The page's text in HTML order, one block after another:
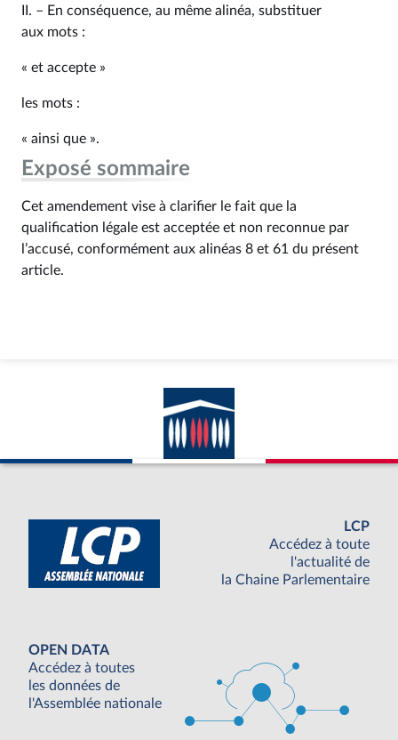
II. – En conséquence, au même alinéa, substituer
aux mots :
« et accepte »
les mots :
« ainsi que ».
Exposé sommaire
Cet amendement vise à clarifier le fait que la
qualification légale est acceptée et non reconnue par
l’accusé, conformément aux alinéas 8 et 61 du présent
article.
LCP
Accédez à toute
l'actualité de
la Chaine Parlementaire
OPEN DATA
Accédez à toutes
les données de
l'Assemblée nationale